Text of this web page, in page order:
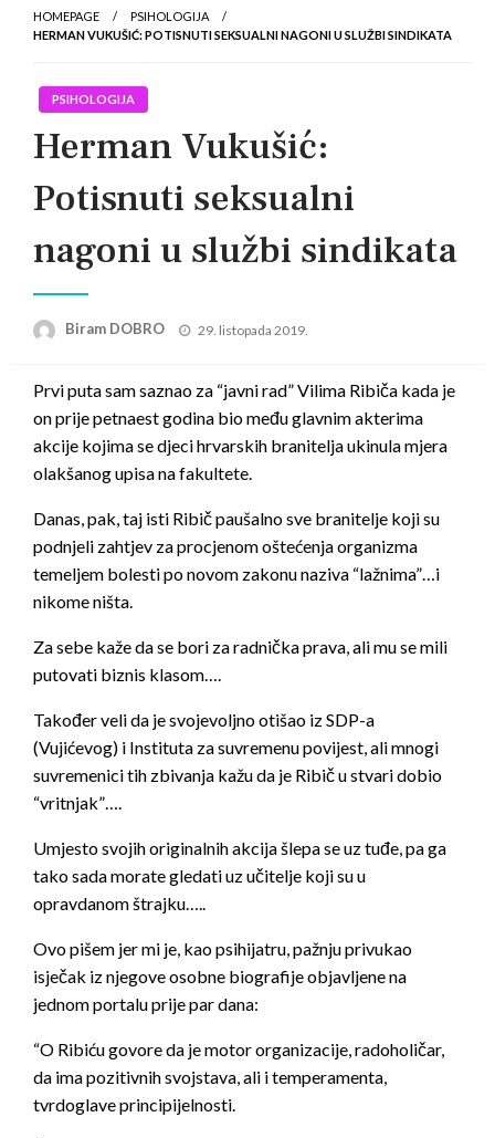
HOMEPAGE
PSIHOLOGIJA
HERMAN VUKUŠIĆ: POTISNUTI SEKSUALNI NAGONI U SLUŽBI SINDIKATA
PSIHOLOGIJA
Herman Vukušić:
Potisnuti seksualni
nagoni u službi sindikata
Biram DOBRO
Posted
29. listopada 2019.
Prvi puta sam saznao za “javni rad” Vilima Ribiča kada je
on prije petnaest godina bio među glavnim akterima
akcije kojima se djeci hrvarskih branitelja ukinula mjera
olakšanog upisa na fakultete.
Danas, pak, taj isti Ribič paušalno sve branitelje koji su
podnjeli zahtjev za procjenom oštećenja organizma
temeljem bolesti po novom zakonu naziva “lažnima”…i
nikome ništa.
Za sebe kaže da se bori za radnička prava, ali mu se mili
putovati biznis klasom….
Također veli da je svojevoljno otišao iz SDP-a
(Vujićevog) i Instituta za suvremenu povijest, ali mnogi
suvremenici tih zbivanja kažu da je Ribič u stvari dobio
“vritnjak”….
Umjesto svojih originalnih akcija šlepa se uz tuđe, pa ga
tako sada morate gledati uz učitelje koji su u
opravdanom štrajku…..
Ovo pišem jer mi je, kao psihijatru, pažnju privukao
isječak iz njegove osobne biografije objavljene na
jednom portalu prije par dana:
“O Ribiću govore da je motor organizacije, radoholičar,
da ima pozitivnih svojstava, ali i temperamenta,
tvrdoglave principijelnosti.